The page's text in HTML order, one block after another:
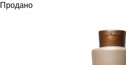
Продано